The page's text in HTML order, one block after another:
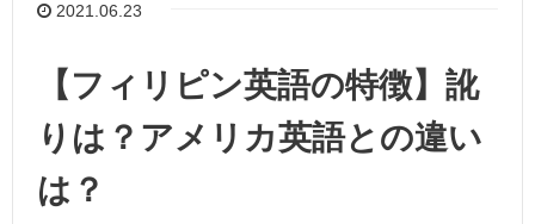
2021.06.23
【フィリピン英語の特徴】訛
りは？アメリカ英語との違い
は？